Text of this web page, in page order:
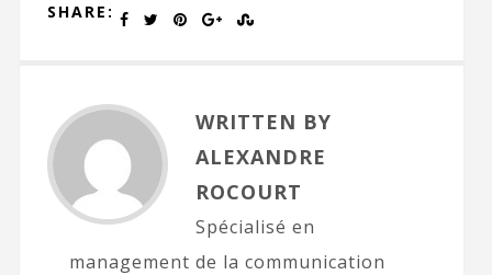
SHARE:
WRITTEN BY
ALEXANDRE
ROCOURT
Spécialisé en
management de la communication